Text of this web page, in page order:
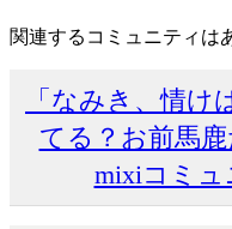
関連するコミュニティは
「なみき、情け
てる？お前馬
mixiコミュ